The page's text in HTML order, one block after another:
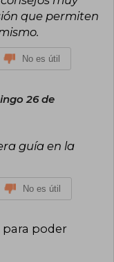
intelectual
como la persona
después de su
tal influencia en
ellos, Buffett y Kahn,
que permiten
No es útil
26 de
guía en la
No es útil
para poder